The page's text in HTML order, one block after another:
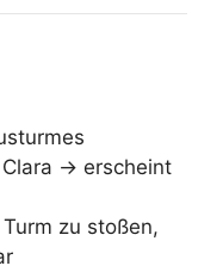
-> erscheint
zu stoßen,